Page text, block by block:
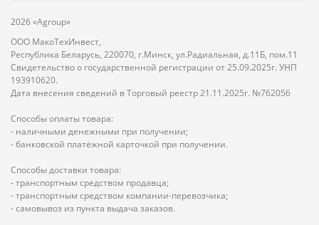
2026 «Agroup»
ООО МакоТехИнвест,
Республика Беларусь, 220070, г.Минск, ул.Радиальная, д.11Б, пом.11
Свидетельство о государственной регистрации от 25.09.2025г. УНП
193910620.
Дата внесения сведений в Торговый реестр 21.11.2025г. №762056
Способы оплаты товара:
- наличными денежными при получении;
- банковской платёжной карточкой при получении.
Способы доставки товара:
- транспортным средством продавца;
- транспортным средством компании-перевозчика;
- самовывоз из пункта выдача заказов.